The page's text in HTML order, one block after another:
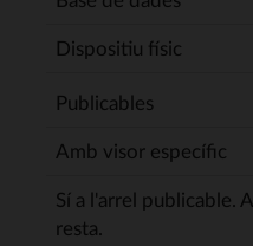
Dispositiu físic
Publicables
Amb visor específic
Sí a l'arrel publicable.
resta.